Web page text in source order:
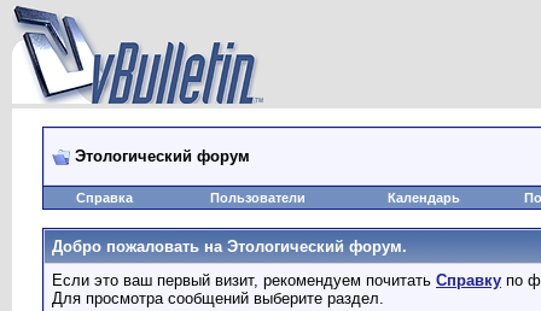
Этологический форум
Справка Пользователи Календарь
Добро пожаловать на Этологический форум.
Если это ваш первый визит, рекомендуем почитать Справку по
Для просмотра сообщений выберите раздел.